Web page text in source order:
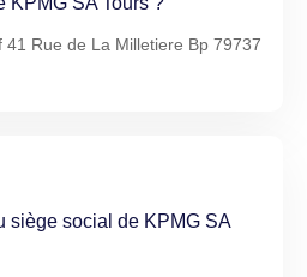
41 Rue de La Milletiere Bp 79737
siège social de KPMG SA